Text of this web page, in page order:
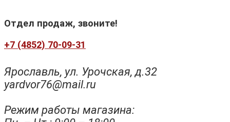
Отдел продаж, звоните!
+7 (4852) 70-09-31
Ярославль, ул. Урочская, д.32
yardvor76@mail.ru
Режим работы магазина: